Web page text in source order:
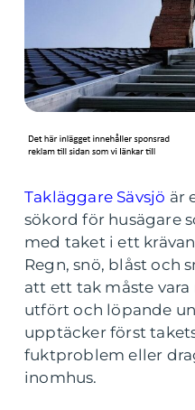
Takläggare Sävsjö är
sökord för husägare
med taket i ett
Regn, snö, blåst och
att ett tak måste
utfört och löpande
upptäcker först
fuktproblem eller
inomhus.